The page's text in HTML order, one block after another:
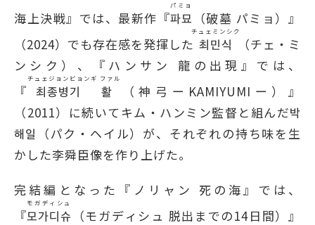
海上決戦』では、最新作『파묘
パミョ
（破墓 パミョ）』
（2024）でも存在感を発揮した 최민식
チュェミンシク
（チェ・ミ
ンシク）、『ハンサン 龍の出現』では、
『 최종병기 활
チュェジョンビョンギ ファル
（神弓ーKAMIYUMIー）』
（2011）に続いてキム・ハンミン監督と組んだ박
해일（パク・ヘイル）が、それぞれの持ち味を生
かした李舜臣像を作り上げた。
完結編となった『ノリャン 死の海』では、
『모가디슈
モガディシュ
（モガディシュ 脱出までの14日間）』